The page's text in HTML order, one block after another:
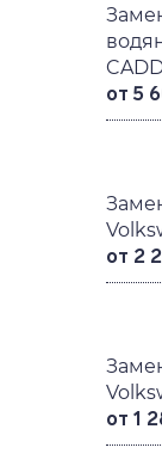
от 5
от 2
от 1